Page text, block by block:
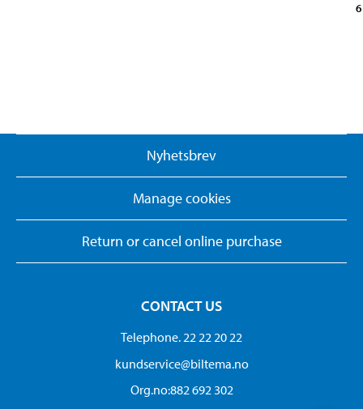
Nyhetsbrev
Manage cookies
Return or cancel online purchase
CONTACT US
Telephone. 22 22 20 22
kundservice@biltema.no
Org.no:882 692 302